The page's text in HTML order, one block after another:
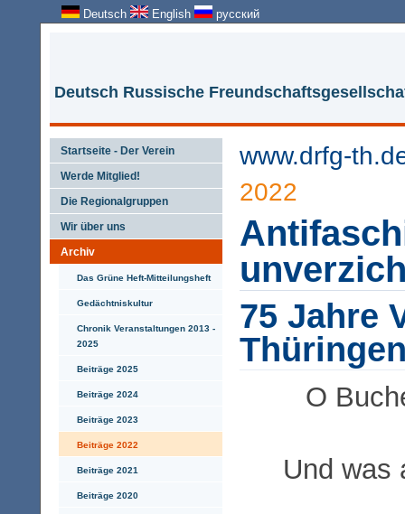
Deutsch English русский
Deutsch Russische
Startseite - Der Verein
Werde Mitglied!
Die Regionalgruppen
Wir über uns
Archiv
Das Grüne Heft-Mitteilungsheft
Gedächtniskultur
Chronik Veranstaltungen 2013 -
2025
Beiträge 2025
Beiträge 2024
Beiträge 2023
Beiträge 2022
Beiträge 2021
Beiträge 2020
www.drfg-
2022
75 Jahre
O
Und was